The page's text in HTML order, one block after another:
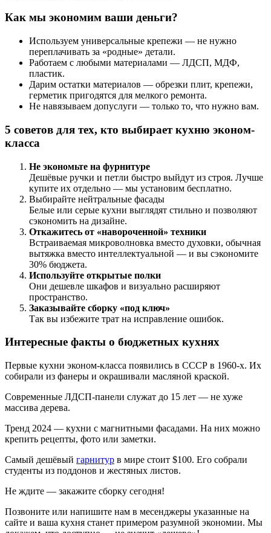
Как мы экономим ваши деньги?
Используем универсальные крепежи — не нужно
переплачивать за «родные» детали.
Работаем с любыми материалами — ЛДСП, МДФ,
пластик.
Дарим остатки материалов — обрезки плит, крепежи,
герметик пригодятся для мелкого ремонта.
Не навязываем допуслуги — только то, что нужно вам.
5 советов для тех, кто выбирает кухню эконом-
класса
Не экономьте на фурнитуре
Дешёвые ручки и петли быстро выйдут из строя. Лучше
купите их отдельно — мы установим бесплатно.
Выбирайте нейтральные фасады
Белые или серые кухни выглядят стильно и позволяют
сэкономить на дизайне.
Откажитесь от «навороченной» техники
Встраиваемая микроволновка вместо духовки, обычная
вытяжка вместо интеллектуальной — и вы сэкономите
30% бюджета.
Используйте открытые полки
Они дешевле шкафов и визуально расширяют
пространство.
Заказывайте сборку «под ключ»
Так вы избежите трат на исправление ошибок.
Интересные факты о бюджетных кухнях
Первые кухни эконом-класса появились в СССР в 1960-х. Их
собирали из фанеры и окрашивали масляной краской.
Современные ЛДСП-панели служат до 15 лет — не хуже
массива дерева.
Тренд 2024 — кухни с магнитными фасадами. На них можно
крепить рецепты, фото или заметки.
Самый дешёвый гарнитур в мире стоит $100. Его собрали
студенты из поддонов и жестяных листов.
Не ждите — закажите сборку сегодня!
Позвоните или напишите нам в месенджеры указанные на
сайте и ваша кухня станет примером разумной экономии. Мы